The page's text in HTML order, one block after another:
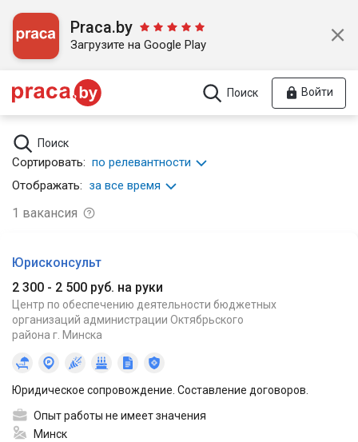
Praca.by
Загрузите на Google Play
Поиск Войти
Поиск
Сортировать: по релевантности
Отображать: за все время
1 вакансия
Юрисконсульт
2 300 - 2 500 руб. на руки
Центр по обеспечению деятельности бюджетных
организаций администрации Октябрьского
района г. Минска
Юридическое сопровождение. Составление договоров.
Опыт работы не имеет значения
Минск